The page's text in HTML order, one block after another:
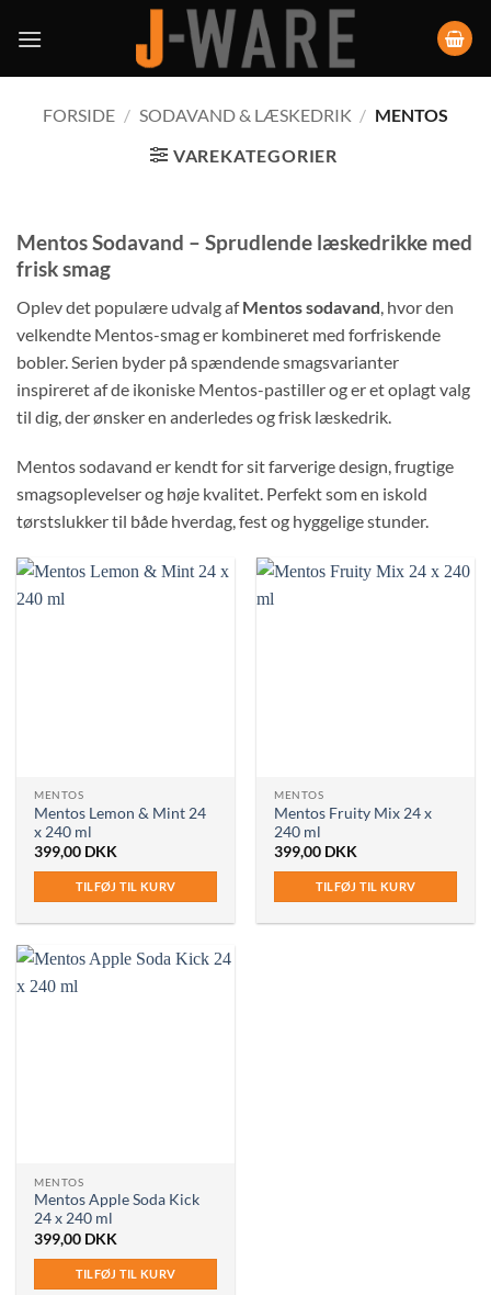
FORSIDE / SODAVAND & LÆSKEDRIK / MENTOS
VAREKATEGORIER
Mentos Sodavand – Sprudlende læskedrikke med
frisk smag
Oplev det populære udvalg afMentos sodavand , hvor den
velkendte Mentos-smag er kombineret med forfriskende
bobler. Serien byder på spændende smagsvarianter
inspireret af de ikoniske Mentos-pastiller og er et oplagt valg
til dig, der ønsker en anderledes og frisk læskedrik.
Mentos sodavand er kendt for sit farverige design, frugtige
smagsoplevelser og høje kvalitet. Perfekt som en iskold
tørstslukker til både hverdag, fest og hyggelige stunder.
MENTOS
Mentos Lemon & Mint 24
x 240 ml
399,00 DKK
TILFØJ TIL KURV
MENTOS
Mentos Fruity Mix 24 x
240 ml
399,00 DKK
TILFØJ TIL KURV
MENTOS
Mentos Apple Soda Kick
24 x 240 ml
399,00 DKK
TILFØJ TIL KURV